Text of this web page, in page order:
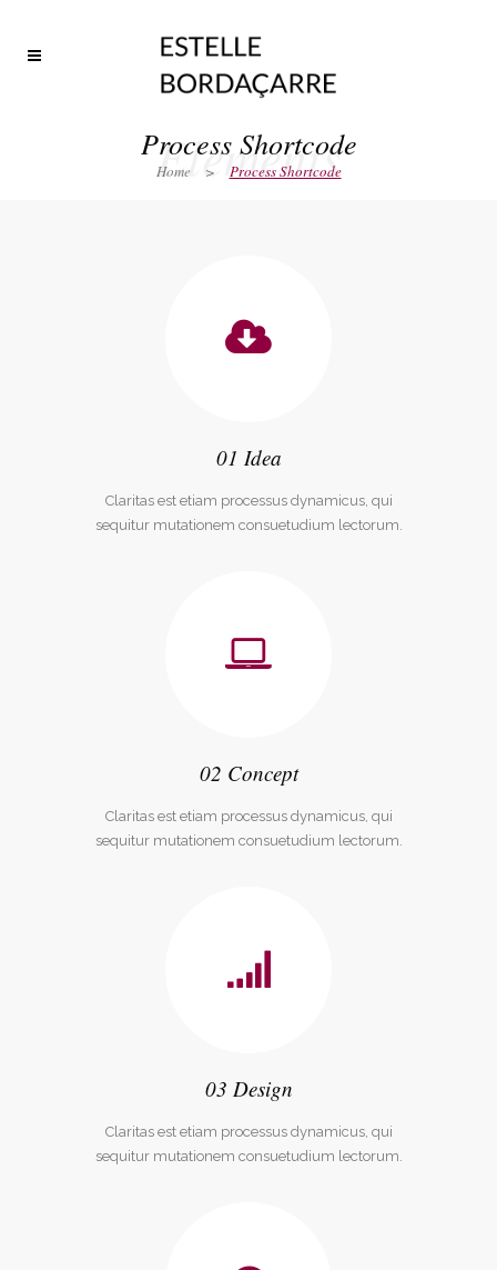
Elements
Process Shortcode
Home > Process Shortcode
01 Idea
Claritas est etiam processus dynamicus, qui
sequitur mutationem consuetudium lectorum.
02 Concept
Claritas est etiam processus dynamicus, qui
sequitur mutationem consuetudium lectorum.
03 Design
Claritas est etiam processus dynamicus, qui
sequitur mutationem consuetudium lectorum.